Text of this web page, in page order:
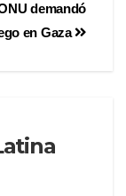
demandó
en Gaza